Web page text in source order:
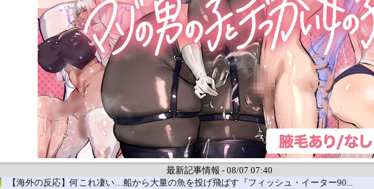
最新記事情報 - 08/07 07:40
【海外の反応】何これ凄い…船から大量の魚を投げ飛ばす『フィッシュ・イーター90...